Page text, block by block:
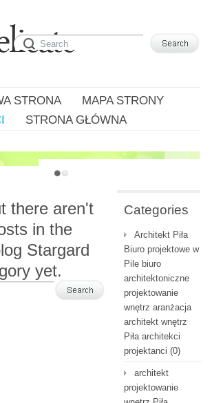
STRONA
MAPA STRONY
STRONA GŁÓWNA
JUST ANOTHER WORDPRESS SITE
there aren't
in the
Stargard
yet.
Categories
Architekt Piła
Biuro projektowe w
Pile biuro
architektoniczne
projektowanie
wnętrz aranżacja
architekt wnętrz
Piła architekci
projektanci (0)
architekt
projektowanie